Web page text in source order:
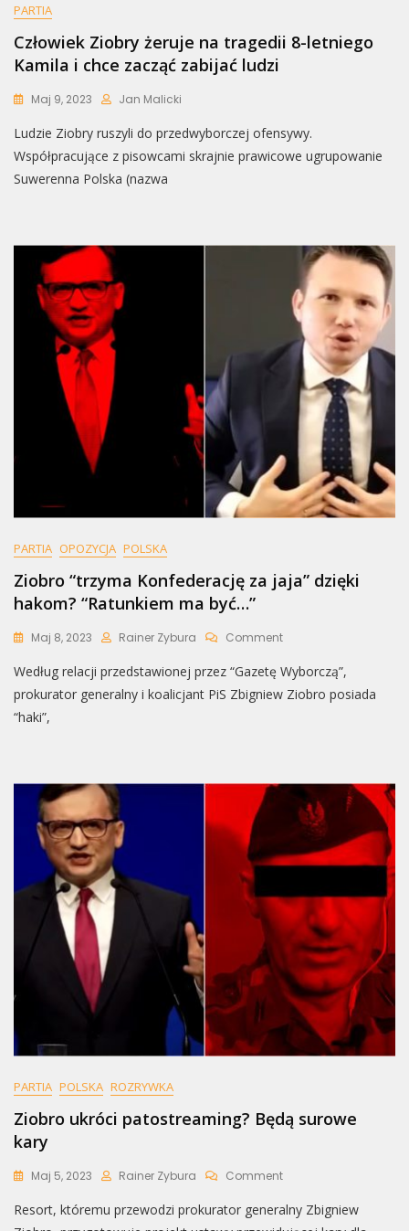
PARTIA
Człowiek Ziobry żeruje na tragedii 8-letniego
Kamila i chce zacząć zabijać ludzi
Maj 9, 2023 Jan Malicki
Ludzie Ziobry ruszyli do przedwyborczej ofensywy.
Współpracujące z pisowcami skrajnie prawicowe ugrupowanie
Suwerenna Polska (nazwa
PARTIA OPOZYCJA POLSKA
Ziobro “trzyma Konfederację za jaja” dzięki
hakom? “Ratunkiem ma być…”
Maj 8, 2023 Rainer Zybura CommentOn
“trzyma
Konfederację
Być…”
Według relacji przedstawionej przez “Gazetę Wyborczą”,
prokurator generalny i koalicjant PiS Zbigniew Ziobro posiada
“haki”,
PARTIA POLSKA ROZRYWKA
Ziobro ukróci patostreaming? Będą surowe
kary
Maj 5, 2023 Rainer Zybura CommentOn
Ukróci
Patostreaming?
Resort, któremu przewodzi prokurator generalny Zbigniew